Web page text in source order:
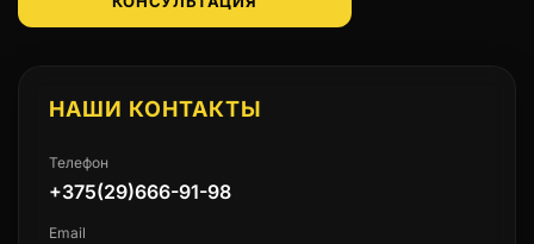
НАШИ КОНТАКТЫ
Телефон
+375(29)666-91-98
Email